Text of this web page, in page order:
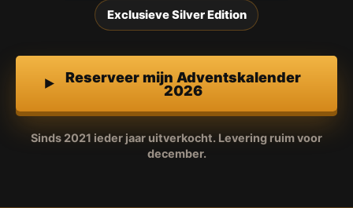
Exclusieve Silver Edition
Reserveer mijn Adventskalender
2026
Sinds 2021 ieder jaar uitverkocht. Levering ruim voor
december.